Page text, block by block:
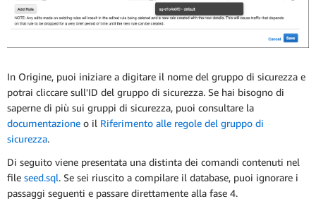
In Origine, puoi iniziare a digitare il nome del gruppo di sicurezza e
potrai cliccare sull'ID del gruppo di sicurezza. Se hai bisogno di
saperne di più sui gruppi di sicurezza, puoi consultare la
documentazione o il Riferimento alle regole del gruppo di
sicurezza.
Di seguito viene presentata una distinta dei comandi contenuti nel
file seed.sql. Se sei riuscito a compilare il database, puoi ignorare i
passaggi seguenti e passare direttamente alla fase 4.